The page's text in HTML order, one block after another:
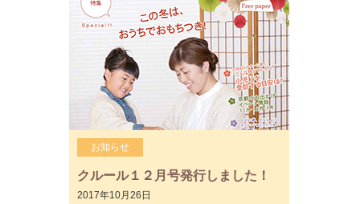
お知らせ
クルール１２月号発行しました！
2017年10月26日